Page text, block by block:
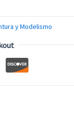
y Modelismo